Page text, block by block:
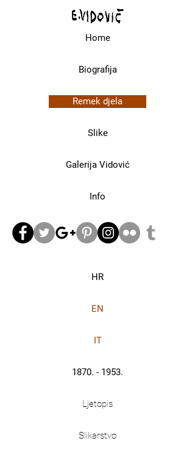
Home
Biografija
Remek djela
Slike
Galerija Vidović
Info
HR
EN
IT
1870. - 1953.
Ljetopis
Slikarstvo